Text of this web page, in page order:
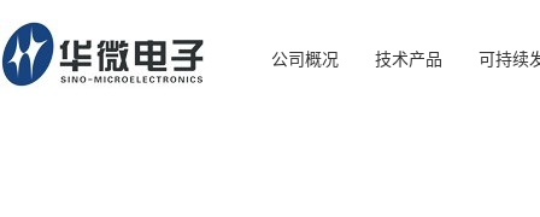
公司概况 技术产品 可持续